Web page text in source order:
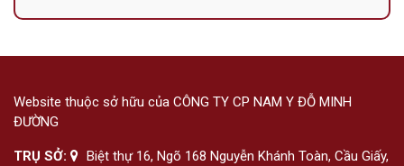
Website thuộc sở hữu của CÔNG TY CP NAM Y ĐỖ MINH
ĐƯỜNG
TRỤ SỞ:
Biệt thự 16, Ngõ 168 Nguyễn Khánh Toàn, Cầu Giấy,